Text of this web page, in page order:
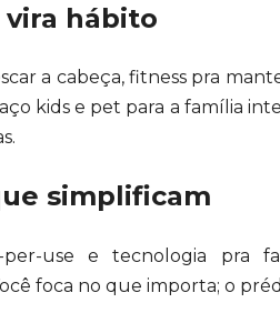
vira hábito
a cabeça, fitness pra
kids e pet para a família
simplificam
per-use e tecnologia pra
foca no que importa; o